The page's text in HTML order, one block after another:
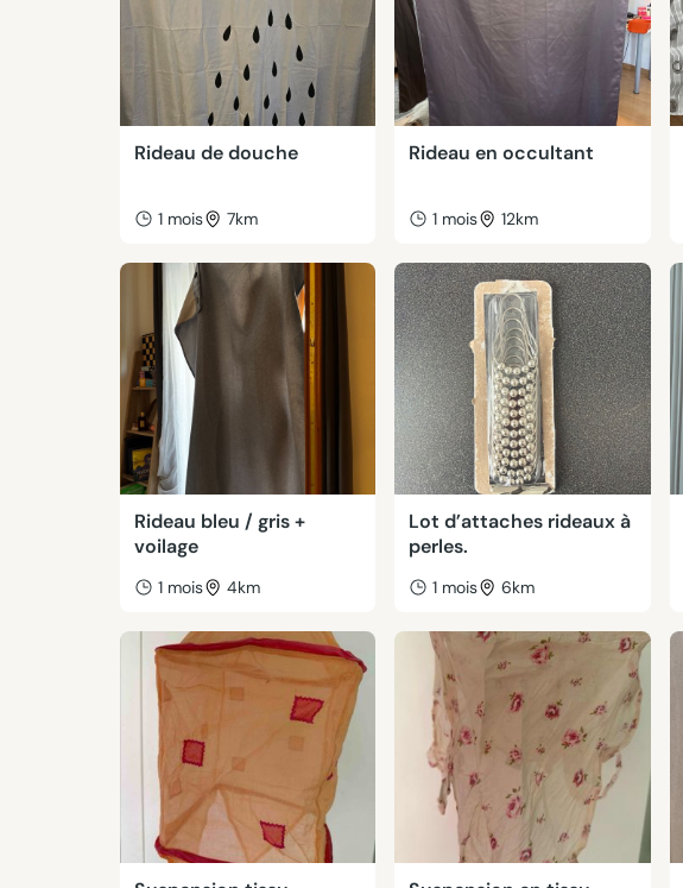
Rideau de douche
1 mois 7km
Rideau en occultant
1 mois 12km
Rideau bleu / gris +
voilage
1 mois 4km
Lot d’attaches rideaux à
perles.
1 mois 6km